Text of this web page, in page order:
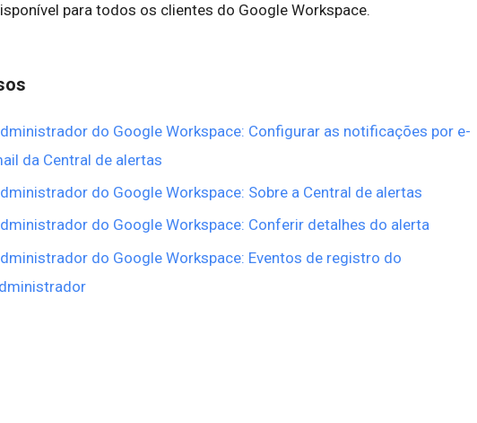
para todos os clientes do Google Workspace.
do Google Workspace: Configurar as notificações por e-
da Central de alertas
do Google Workspace: Sobre a Central de alertas
do Google Workspace: Conferir detalhes do alerta
do Google Workspace: Eventos de registro do